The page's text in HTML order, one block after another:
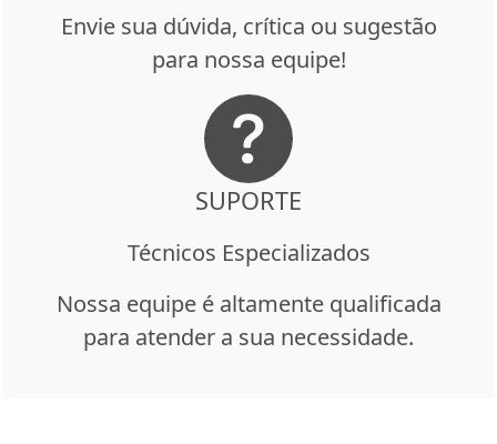
Envie sua dúvida, crítica ou sugestão
para nossa equipe!
SUPORTE
Técnicos Especializados
Nossa equipe é altamente qualificada
para atender a sua necessidade.